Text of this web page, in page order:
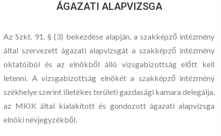
ÁGAZATI ALAPVIZSGA
Az Szkt. 91. § (3) bekezdése alapján, a szakképző intézmény
által szervezett ágazati alapvizsgát a szakképző intézmény
oktatóiból és az elnökből álló vizsgabizottság előtt kell
letenni. A vizsgabizottság elnökét a szakképző intézmény
székhelye szerint illetékes területi gazdasági kamara delegálja,
az MKIK által kialakított és gondozott ágazati alapvizsga
elnöki névjegyzékből.